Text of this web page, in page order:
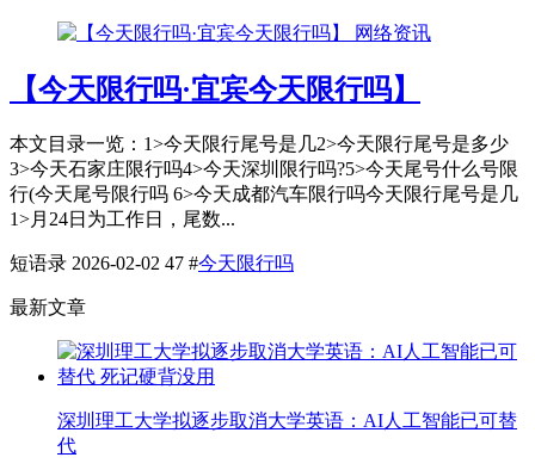
网络资讯
【今天限行吗·宜宾今天限行吗】
本文目录一览：1˃今天限行尾号是几2˃今天限行尾号是多少
3˃今天石家庄限行吗4˃今天深圳限行吗?5˃今天尾号什么号限
行(今天尾号限行吗 6˃今天成都汽车限行吗今天限行尾号是几
1˃月24日为工作日，尾数...
短语录 2026-02-02 47 #今天限行吗
最新文章
深圳理工大学拟逐步取消大学英语：AI人工智能已可替
代